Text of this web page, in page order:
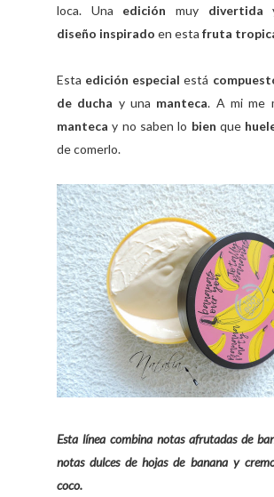
loca. Una edición muy divertida
diseño inspirado en esta fruta
Esta edición especial está
de ducha y una manteca. A mi me
mantecay no saben lo bien que
de comerlo.
Esta línea combina notas afrutadas de
notas dulces de hojas de banana y
coco.